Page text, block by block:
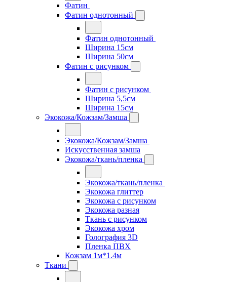
Фатин
Фатин однотонный
Фатин однотонный
Ширина 15см
Ширина 50см
Фатин с рисунком
Фатин с рисунком
Ширина 5,5см
Ширина 15см
Экокожа/Кожзам/Замша
Экокожа/Кожзам/Замша
Искусственная замша
Экокожа/ткань/пленка
Экокожа/ткань/пленка
Экокожа глиттер
Экокожа с рисунком
Экокожа разная
Ткань с рисунком
Экокожа хром
Голография 3D
Пленка ПВХ
Кожзам 1м*1.4м
Ткани